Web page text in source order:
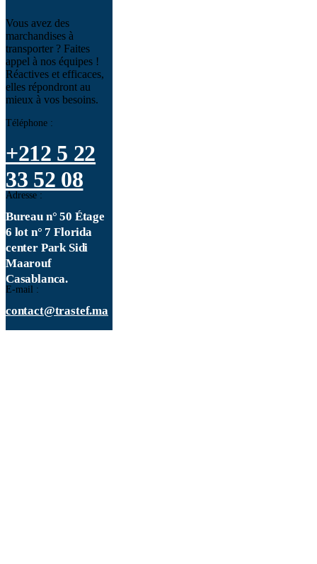
Vous avez des
marchandises à
transporter ? Faites
appel à nos équipes !
Réactives et efficaces,
elles répondront au
mieux à vos besoins.
Téléphone :
+212 5 22
33 52 08
Adresse :
Bureau n° 50 Étage
6 lot n° 7 Florida
center Park Sidi
Maarouf
Casablanca.
E-mail :
contact@trastef.ma